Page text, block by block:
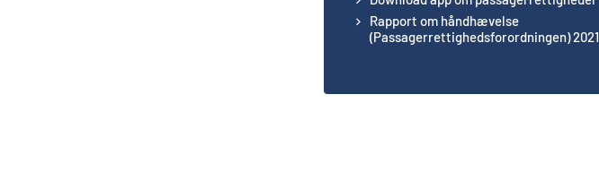
Rapport om håndhævelse
(Passagerrettighedsforordningen) 2021